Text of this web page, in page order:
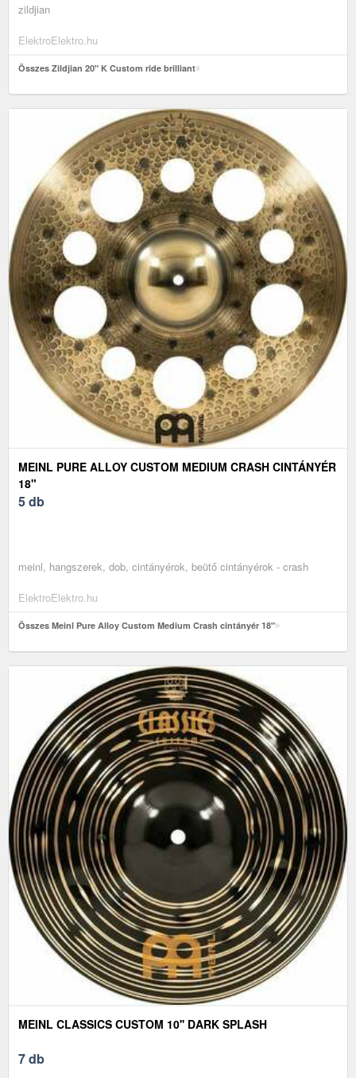
zildjian
ElektroElektro.hu
Összes Zildjian 20" K Custom ride brilliant
MEINL PURE ALLOY CUSTOM MEDIUM CRASH CINTÁNYÉR
18"
5 db
meinl, hangszerek, dob, cintányérok, beütő cintányérok - crash
ElektroElektro.hu
Összes Meinl Pure Alloy Custom Medium Crash cintányér 18"
MEINL CLASSICS CUSTOM 10'' DARK SPLASH
7 db